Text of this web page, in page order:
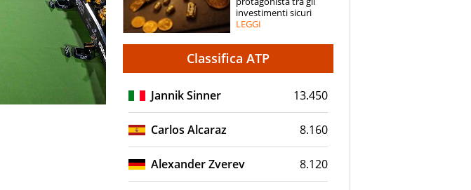
CONTATTI
investimenti sicuri
LEGGI
Classifica ATP
Jannik Sinner 13.450
Carlos Alcaraz 8.160
Alexander Zverev 8.120